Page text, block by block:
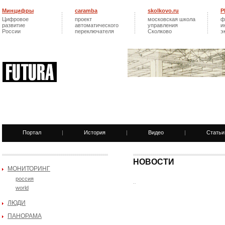
Минцифры
Цифровое
развитие
России
caramba
проект
автоматического
переключателя
skolkovo.ru
московская школа
управления
Сколково
Портал | История | Видео | Статьи
МОНИТОРИНГ
россия
world
ЛЮДИ
ПАНОРАМА
НОВОСТИ
..